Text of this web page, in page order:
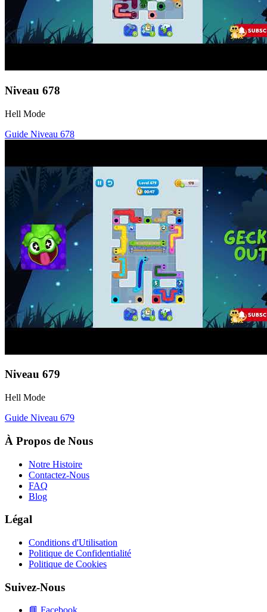
Niveau 678
Hell Mode
Guide Niveau 678
Niveau 679
Hell Mode
Guide Niveau 679
À Propos de Nous
Notre Histoire
Contactez-Nous
FAQ
Blog
Légal
Conditions d'Utilisation
Politique de Confidentialité
Politique de Cookies
Suivez-Nous